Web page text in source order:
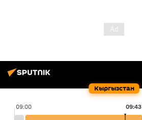
Кыргызстан
09:00 09:43